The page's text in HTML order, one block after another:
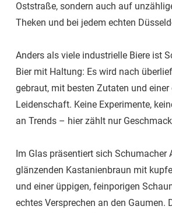
Oststraße, sondern auch auf
Theken und bei jedem echten
Anders als viele industrielle Biere ist
Bier mit Haltung: Es wird nach
gebraut, mit besten Zutaten und
Leidenschaft. Keine Experimente,
an Trends – hier zählt nur
Im Glas präsentiert sich Schumacher
glänzenden Kastanienbraun mit
und einer üppigen, feinporigen
echtes Versprechen an den Gaumen.